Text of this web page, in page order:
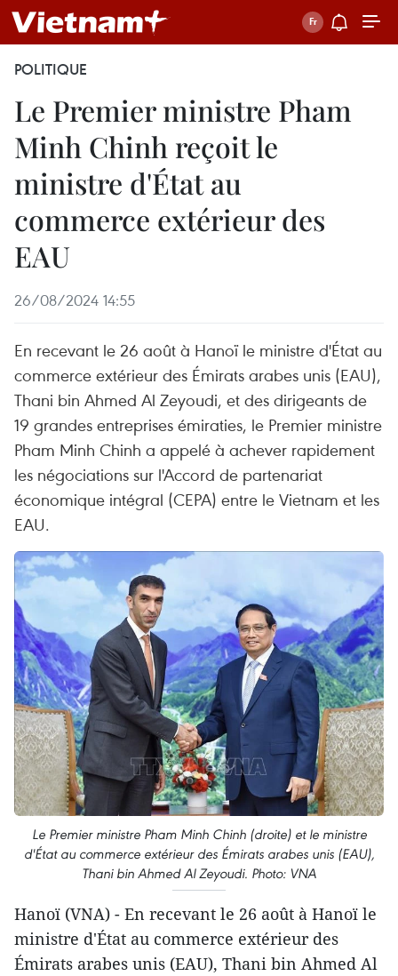
POLITIQUE
Le Premier ministre Pham
Minh Chinh reçoit le
ministre d'État au
commerce extérieur des
EAU
26/08/2024 14:55
En recevant le 26 août à Hanoï le ministre d'État au
commerce extérieur des Émirats arabes unis (EAU),
Thani bin Ahmed Al Zeyoudi, et des dirigeants de
19 grandes entreprises émiraties, le Premier ministre
Pham Minh Chinh a appelé à achever rapidement
les négociations sur l'Accord de partenariat
économique intégral (CEPA) entre le Vietnam et les
EAU.
Le Premier ministre Pham Minh Chinh (droite) et le ministre
d'État au commerce extérieur des Émirats arabes unis (EAU),
Thani bin Ahmed Al Zeyoudi. Photo: VNA
Hanoï (VNA) - En recevant le 26 août à Hanoï le
ministre d'État au commerce extérieur des
Émirats arabes unis (EAU), Thani bin Ahmed Al